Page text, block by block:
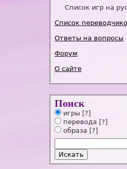
Список игр на
Список
Ответы на вопросы
Форум
О сайте
Поиск
игры [?]
перевода [?]
образа [?]